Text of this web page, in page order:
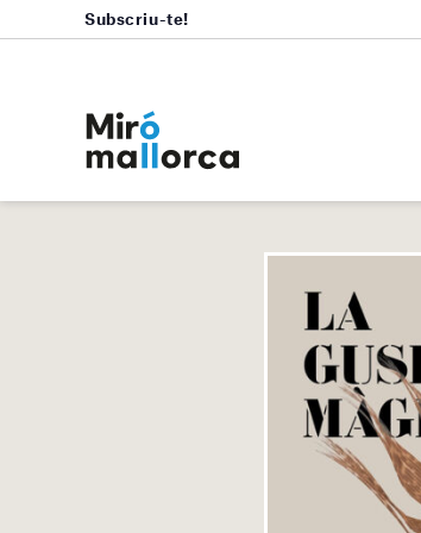
Subscriu-te!